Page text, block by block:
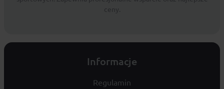
Informacje
Regulamin